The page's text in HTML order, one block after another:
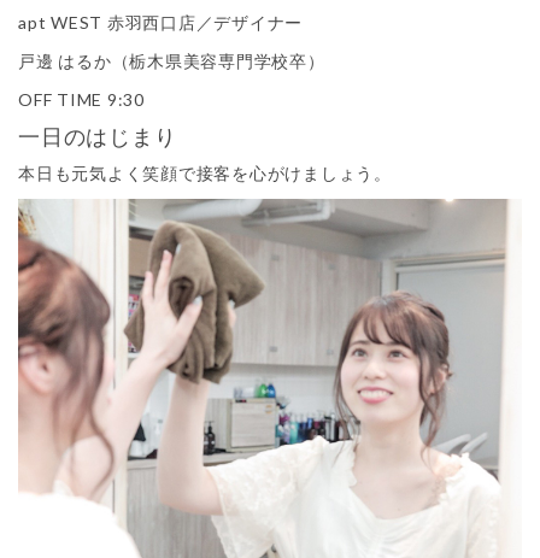
apt WEST 赤羽西口店／デザイナー
戸邊 はるか （栃木県美容専門学校卒）
OFF TIME 9:30
一日のはじまり
本日も元気よく笑顔で接客を心がけましょう。